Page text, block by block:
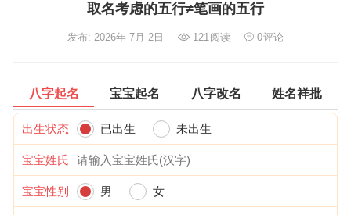
取名考虑的五行≠笔画的五行
发布: 2026年 7月 2日 121阅读 0评论
八字起名 宝宝起名 八字改名 姓名祥批
出生状态 已出生 未出生
宝宝姓氏
宝宝性别 男 女